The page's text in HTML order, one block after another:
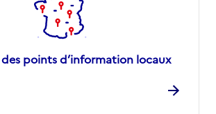
points d’information locaux